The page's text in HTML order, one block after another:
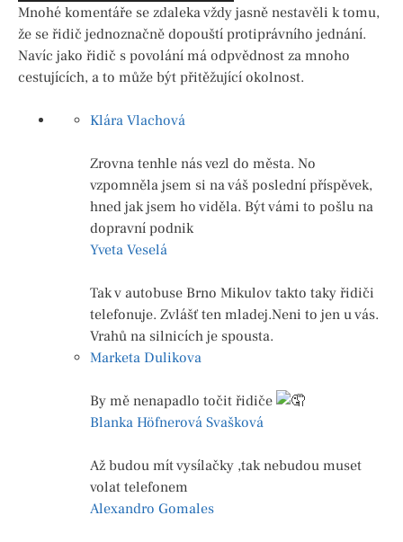
Mnohé komentáře se zdaleka vždy jasně nestavěli k tomu,
že se řidič jednoznačně dopouští protiprávního jednání.
Navíc jako řidič s povolání má odpvědnost za mnoho
cestujících, a to může být přitěžující okolnost.
Klára Vlachová
Zrovna tenhle nás vezl do města. No
vzpomněla jsem si na váš poslední příspěvek,
hned jak jsem ho viděla. Být vámi to pošlu na
dopravní podnik
Yveta Veselá
Tak v autobuse Brno Mikulov takto taky řidiči
telefonuje. Zvlášť ten mladej.Neni to jen u vás.
Vrahů na silnicích je spousta.
Marketa Dulikova
By mě nenapadlo točit řidiče
Blanka Höfnerová Svašková
Až budou mít vysílačky ,tak nebudou muset
volat telefonem
Alexandro Gomales